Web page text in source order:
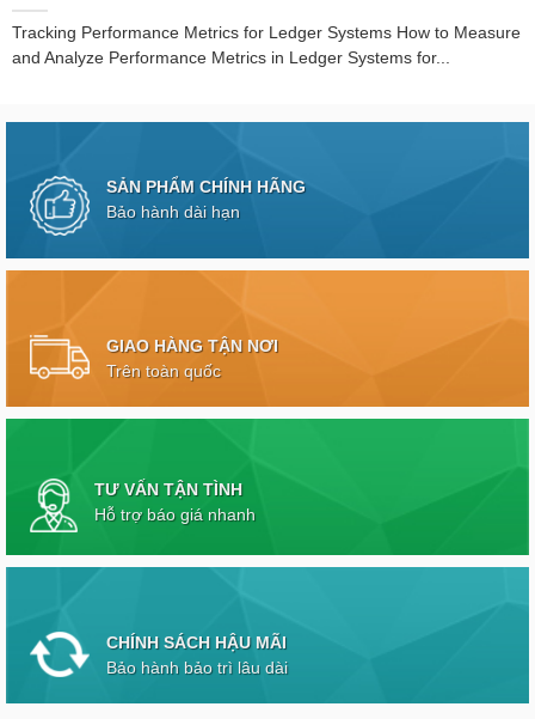
Tracking Performance Metrics for Ledger Systems How to Measure
and Analyze Performance Metrics in Ledger Systems for...
SẢN PHẨM CHÍNH HÃNG
Bảo hành dài hạn
GIAO HÀNG TẬN NƠI
Trên toàn quốc
TƯ VẤN TẬN TÌNH
Hỗ trợ báo giá nhanh
CHÍNH SÁCH HẬU MÃI
Bảo hành bảo trì lâu dài